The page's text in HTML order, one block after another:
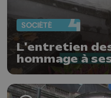
SOCIÉTÉ
L'entretien
hommage à
période de